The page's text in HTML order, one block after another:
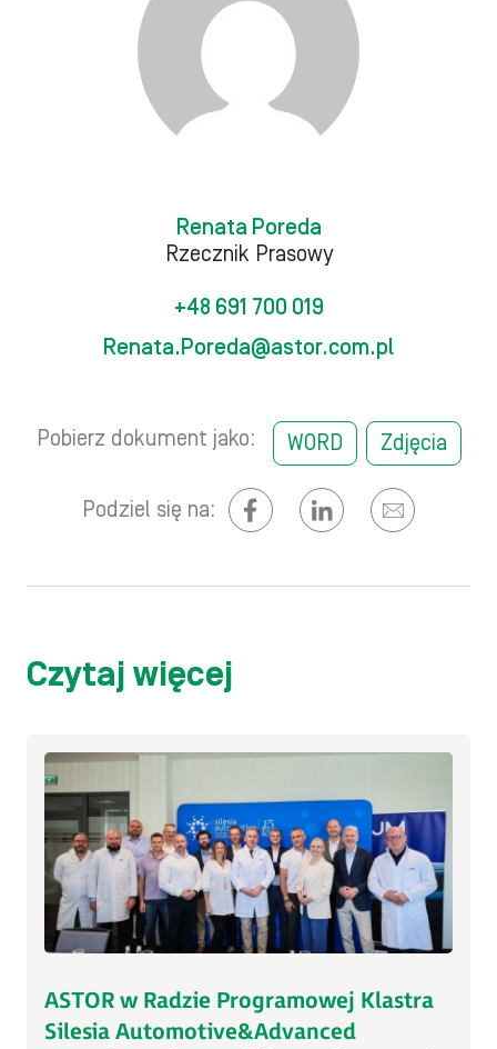
Renata Poreda
Rzecznik Prasowy
+48 691 700 019
Renata.Poreda@astor.com.pl
Pobierz dokument jako: WORD Zdjęcia
Podziel się na:
Czytaj więcej
ASTOR w Radzie Programowej Klastra
Silesia Automotive&Advanced